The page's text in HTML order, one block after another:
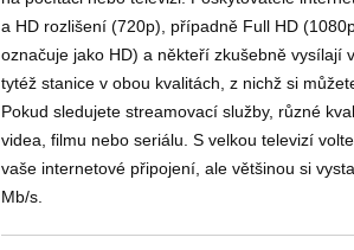
a HD rozlišení (720p), případně Full HD
označuje jako HD) a někteří zkušebně vysílají
tytéž stanice v obou kvalitách, z nichž si
Pokud sledujete streamovací služby, různé
videa, filmu nebo seriálu. S velkou televizí
vaše internetové připojení, ale většinou si
Mb/s.